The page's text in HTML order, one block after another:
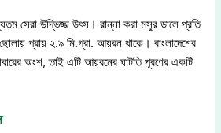
সেরা উদ্ভিজ্জ উৎস। রান্না করা মসুর ডালে প্রতি
প্রায় ২.৯ মি.গ্রা. আয়রন থাকে। বাংলাদেশের
অংশ, তাই এটি আয়রনের ঘাটতি পূরণের একটি